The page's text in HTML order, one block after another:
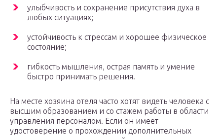
улыбчивость и сохранение присутствия духа в
любых ситуациях;
устойчивость к стрессам и хорошее физическое
состояние;
гибкость мышления, острая память и умение
быстро принимать решения.
На месте хозяина отеля часто хотят видеть человека с
высшим образованием и со стажем работы в области
управления персоналом. Если он имеет
удостоверение о прохождении дополнительных